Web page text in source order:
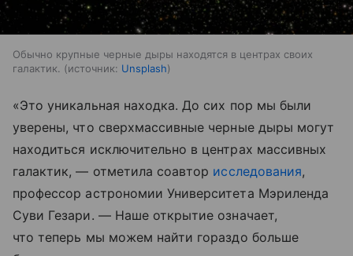
Обычно крупные черные дыры находятся в центрах своих
галактик.
источник: Unsplash
«Это уникальная находка. До сих пор мы были
уверены, что сверхмассивные черные дыры могут
находиться исключительно в центрах массивных
галактик, — отметила соавтор исследования,
профессор астрономии Университета Мэриленда
Суви Гезари. — Наше открытие означает,
что теперь мы можем найти гораздо больше